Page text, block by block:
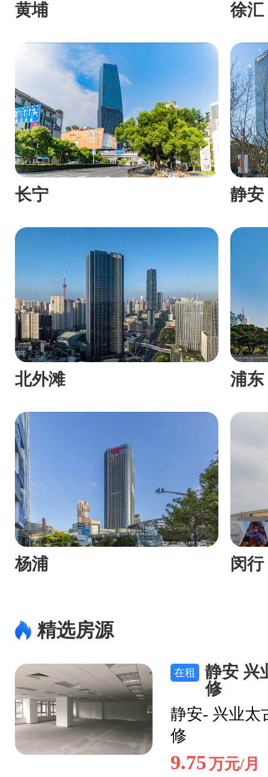
黄埔 徐汇
长宁 静安
北外滩 浦东
杨浦 闵行
精选房源
在租
静安 兴
修
静安- 兴业太
修
9.75万元/月